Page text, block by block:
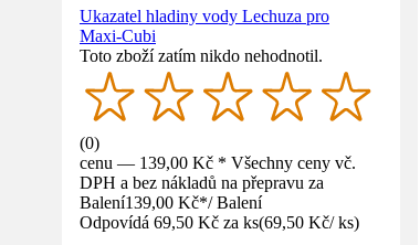
Ukazatel hladiny vody Lechuza pro
Maxi‑Cubi
Toto zboží zatím nikdo nehodnotil.
(0)
cenu — 139,00 Kč * Všechny ceny vč.
DPH a bez nákladů na přepravu za
Balení139,00 Kč*/ Balení
Odpovídá 69,50 Kč za ks(69,50 Kč/ ks)